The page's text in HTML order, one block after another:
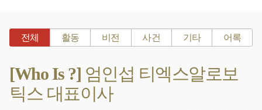
전체 활동 비전 사건 기타 어록
[Who Is ?] 엄인섭 티엑스알로보
틱스 대표이사